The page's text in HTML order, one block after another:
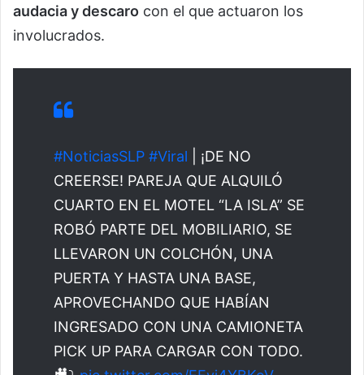
audacia y descaro con el que actuaron los
involucrados.
#NoticiasSLP #Viral | ¡DE NO
CREERSE! PAREJA QUE ALQUILÓ
CUARTO EN EL MOTEL “LA ISLA” SE
ROBÓ PARTE DEL MOBILIARIO, SE
LLEVARON UN COLCHÓN, UNA
PUERTA Y HASTA UNA BASE,
APROVECHANDO QUE HABÍAN
INGRESADO CON UNA CAMIONETA
PICK UP PARA CARGAR CON TODO.